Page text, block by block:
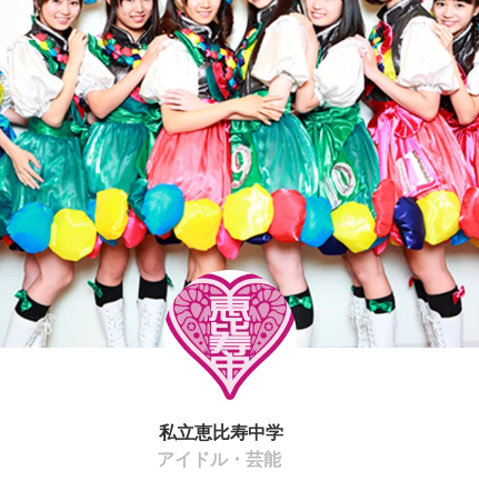
私立恵比寿中学
アイドル・芸能